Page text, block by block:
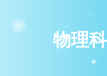
物理